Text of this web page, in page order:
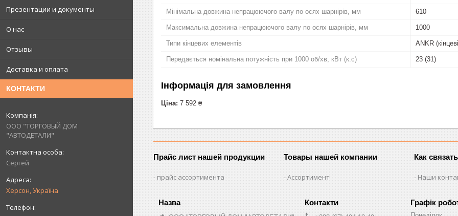
Презентации и документы
О нас
Отзывы
Доставка и оплата
КОНТАКТИ
ООО "ТОРГОВЫЙ ДОМ
"АВТОДЕТАЛИ"
Сергей
Херсон, Україна
Мінімальна довжина непрацюючого валу по осях шарнірів, мм 610
Максимальна довжина непрацюючого валу по осях шарнірів, мм 1000
Типи кінцевих елементів ANKR
Передається номінальна потужність при 1000 об/хв, кВт (к.с) 23 (31)
Інформація для замовлення
Ціна: 7 592 ₴
Прайс лист нашей продукции
прайс ассортимента
Товары нашей компании
Ассортимент
Как
Наши
Графік